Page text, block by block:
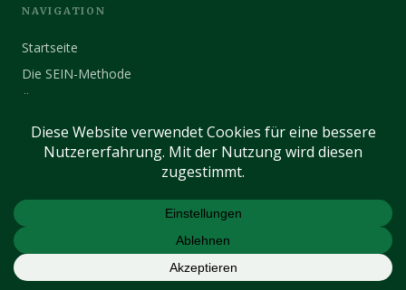
NAVIGATION
Startseite
Die SEIN-Methode
Über mich
Referenzen
RECHTLICHES